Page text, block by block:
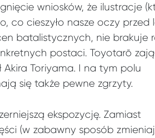
wniosków, że ilustracje
co cieszyło nasze oczy przed
batalistycznych, nie brakuje
postaci. Toyotarō
Toriyama. I na tym polu
się także pewne zgrzyty.
ekspozycję. Zamiast
(w zabawny sposób